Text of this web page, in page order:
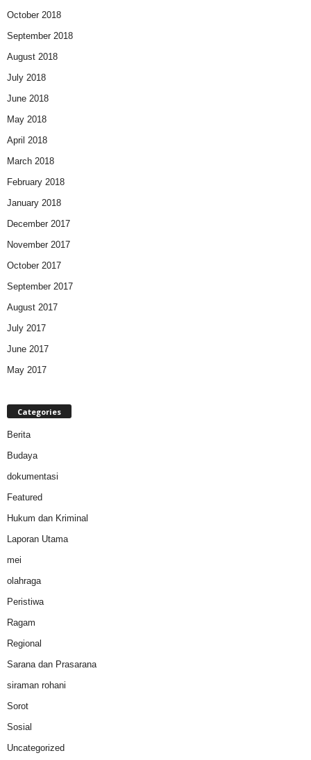
October 2018
September 2018
August 2018
July 2018
June 2018
May 2018
April 2018
March 2018
February 2018
January 2018
December 2017
November 2017
October 2017
September 2017
August 2017
July 2017
June 2017
May 2017
Categories
Berita
Budaya
dokumentasi
Featured
Hukum dan Kriminal
Laporan Utama
mei
olahraga
Peristiwa
Ragam
Regional
Sarana dan Prasarana
siraman rohani
Sorot
Sosial
Uncategorized